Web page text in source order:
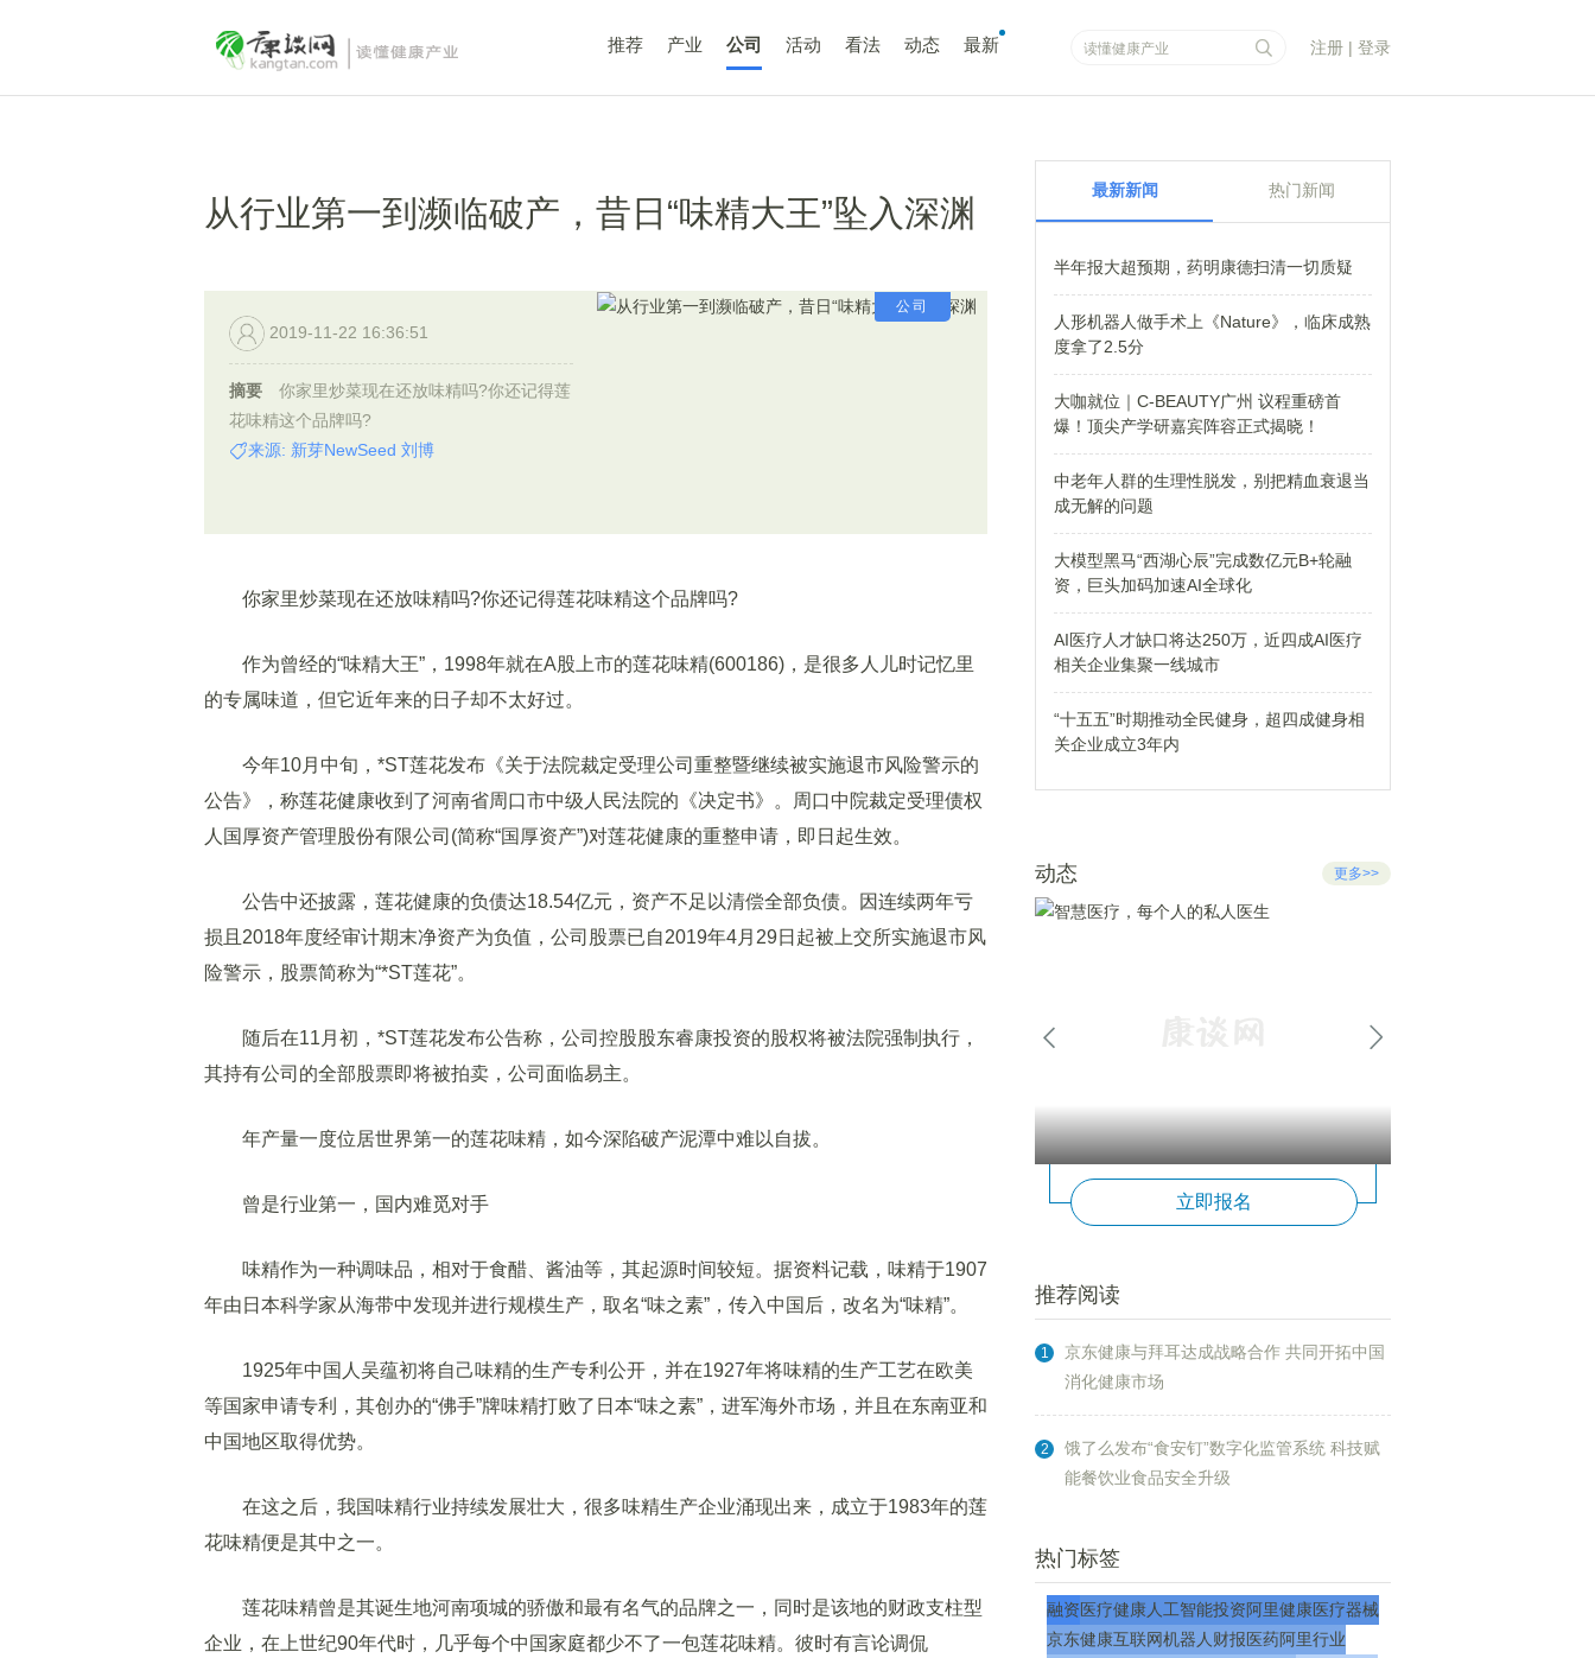
推荐 产业 公司 活动 看法 动态 最新 注册 | 登录
从行业第一到濒临破产，昔日“味精大王”坠入深渊
公司
2019-11-22 16:36:51
摘要
你家里炒菜现在还放味精吗?你还记得莲
花味精这个品牌吗?
来源: 新芽NewSeed 刘博
你家里炒菜现在还放味精吗?你还记得莲花味精这个品牌吗?
作为曾经的“味精大王”，1998年就在A股上市的莲花味精(600186)，是很多人儿时记忆里
的专属味道，但它近年来的日子却不太好过。
今年10月中旬，*ST莲花发布《关于法院裁定受理公司重整暨继续被实施退市风险警示的
公告》，称莲花健康收到了河南省周口市中级人民法院的《决定书》。周口中院裁定受理债权
人国厚资产管理股份有限公司(简称“国厚资产”)对莲花健康的重整申请，即日起生效。
公告中还披露，莲花健康的负债达18.54亿元，资产不足以清偿全部负债。因连续两年亏
损且2018年度经审计期末净资产为负值，公司股票已自2019年4月29日起被上交所实施退市风
险警示，股票简称为“*ST莲花”。
随后在11月初，*ST莲花发布公告称，公司控股股东睿康投资的股权将被法院强制执行，
其持有公司的全部股票即将被拍卖，公司面临易主。
年产量一度位居世界第一的莲花味精，如今深陷破产泥潭中难以自拔。
曾是行业第一，国内难觅对手
味精作为一种调味品，相对于食醋、酱油等，其起源时间较短。据资料记载，味精于1907
年由日本科学家从海带中发现并进行规模生产，取名“味之素”，传入中国后，改名为“味精”。
1925年中国人吴蕴初将自己味精的生产专利公开，并在1927年将味精的生产工艺在欧美
等国家申请专利，其创办的“佛手”牌味精打败了日本“味之素”，进军海外市场，并且在东南亚和
中国地区取得优势。
在这之后，我国味精行业持续发展壮大，很多味精生产企业涌现出来，成立于1983年的莲
花味精便是其中之一。
莲花味精曾是其诞生地河南项城的骄傲和最有名气的品牌之一，同时是该地的财政支柱型
企业，在上世纪90年代时，几乎每个中国家庭都少不了一包莲花味精。彼时有言论调侃
最新新闻 热门新闻
半年报大超预期，药明康德扫清一切质疑
人形机器人做手术上《Nature》，临床成熟
度拿了2.5分
大咖就位｜C-BEAUTY广州 议程重磅首
爆！顶尖产学研嘉宾阵容正式揭晓！
中老年人群的生理性脱发，别把精血衰退当
成无解的问题
大模型黑马“西湖心辰”完成数亿元B+轮融
资，巨头加码加速AI全球化
AI医疗人才缺口将达250万，近四成AI医疗
相关企业集聚一线城市
“十五五”时期推动全民健身，超四成健身相
关企业成立3年内
动态 更多>>
立即报名
推荐阅读
1
京东健康与拜耳达成战略合作 共同开拓中国
消化健康市场
2
饿了么发布“食安钉”数字化监管系统 科技赋
能餐饮业食品安全升级
热门标签
融资医疗健康人工智能投资阿里健康医疗器械
京东健康互联网机器人 财报医药阿里行业